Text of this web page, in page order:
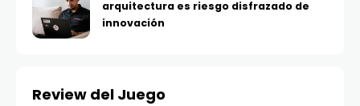
arquitectura es riesgo disfrazado de
innovación
Review del Juego